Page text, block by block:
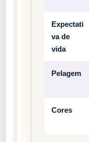
Expectati
va de
vida
Pelagem
Cores